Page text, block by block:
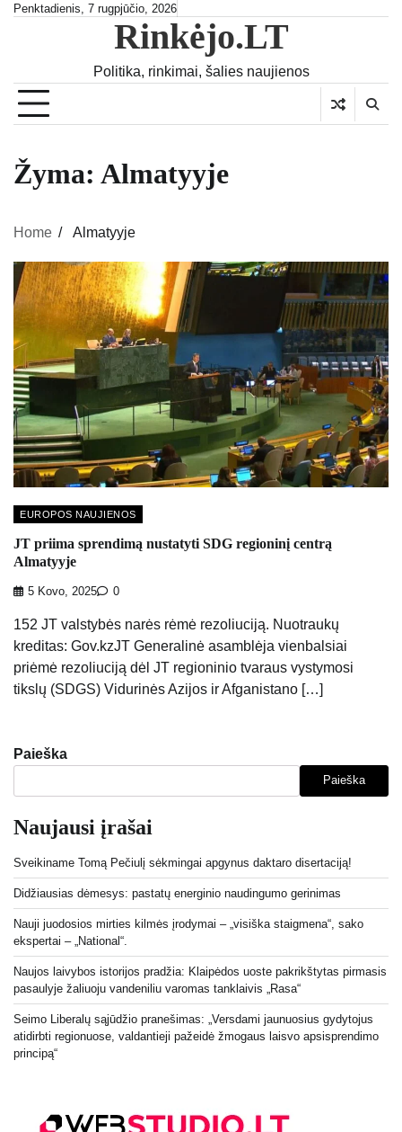
SkipPenktadienis, 7 rugpjūčio, 2026
Rinkėjo.LT
Politika, rinkimai, šalies naujienos
Žyma: Almatyyje
Home Almatyyje
EUROPOS NAUJIENOS
JT priima sprendimą nustatyti SDG regioninį centrą
Almatyyje
5 Kovo, 2025 0
152 JT valstybės narės rėmė rezoliuciją. Nuotraukų
kreditas: Gov.kzJT Generalinė asamblėja vienbalsiai
priėmė rezoliuciją dėl JT regioninio tvaraus vystymosi
tikslų (SDGS) Vidurinės Azijos ir Afganistano […]
Paieška
Paieška
Naujausi įrašai
Sveikiname Tomą Pečiulį sėkmingai apgynus daktaro disertaciją!
Didžiausias dėmesys: pastatų energinio naudingumo gerinimas
Nauji juodosios mirties kilmės įrodymai – „visiška staigmena“, sako
ekspertai – „National“.
Naujos laivybos istorijos pradžia: Klaipėdos uoste pakrikštytas pirmasis
pasaulyje žaliuoju vandeniliu varomas tanklaivis „Rasa“
Seimo Liberalų sąjūdžio pranešimas: „Versdami jaunuosius gydytojus
atidirbti regionuose, valdantieji pažeidė žmogaus laisvo apsisprendimo
principą“